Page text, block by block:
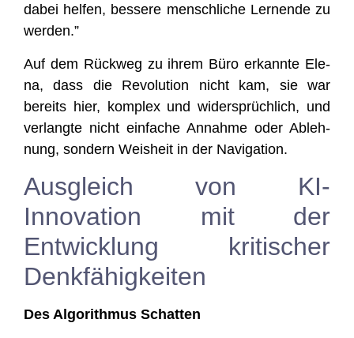
dabei hel­fen, bes­se­re mensch­li­che Ler­nen­de zu
werden.”
Auf dem Rück­weg zu ihrem Büro erkann­te Ele­
na, dass die Revo­lu­ti­on nicht kam, sie war
bereits hier, kom­plex und wider­sprüch­lich, und
ver­lang­te nicht ein­fa­che Annah­me oder Ableh­
nung, son­dern Weis­heit in der Navigation.
Ausgleich von KI-
Innovation mit der
Entwicklung kritischer
Denkfähigkeiten
Des Algo­rith­mus Schatten